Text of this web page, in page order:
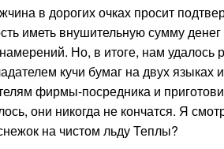
в дорогих очках просит
иметь внушительную сумму
Но, в итоге, нам удалось
кучи бумаг на двух
фирмы-посредника и
они никогда не кончатся. Я
на чистом льду Теплы?